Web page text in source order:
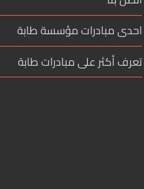
احدى مبادرات مؤسسة طابة
تعرف أكثر على مبادرات طابة